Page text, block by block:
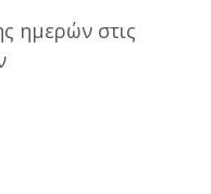
ημερών στις